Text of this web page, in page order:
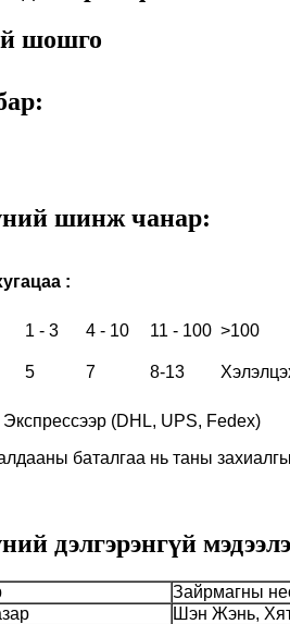
шошго
шинж чанар:
:
1 - 3 4 - 10 11 - 100 >100
5 7 8-13
Экспрессээр (DHL, UPS, Fedex)
баталгаа нь таны
дэлгэрэнгүй
Зайрмагны
Шэн Жэнь,